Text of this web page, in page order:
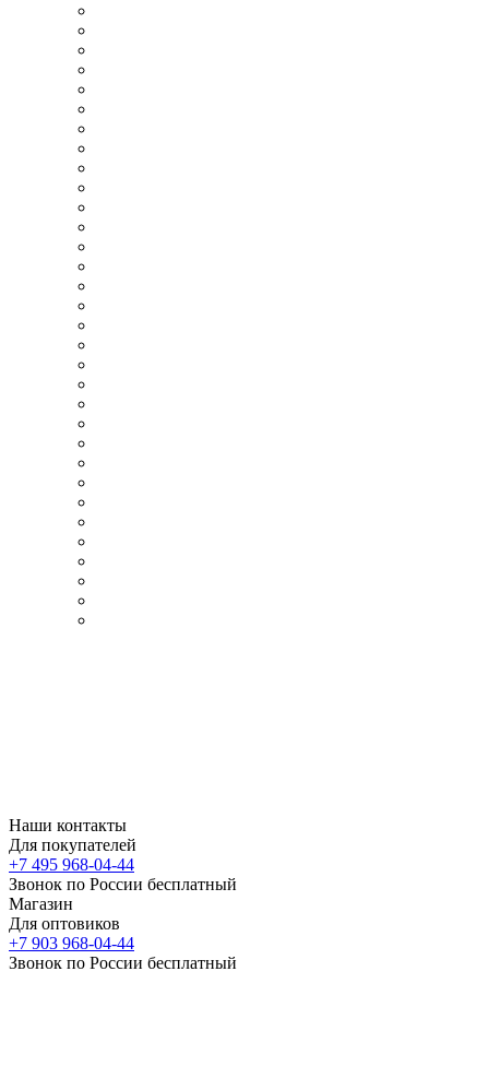
Наши контакты
Для покупателей
+7 495 968-04-44
Звонок по России бесплатный
Магазин
Для оптовиков
+7 903 968-04-44
Звонок по России бесплатный